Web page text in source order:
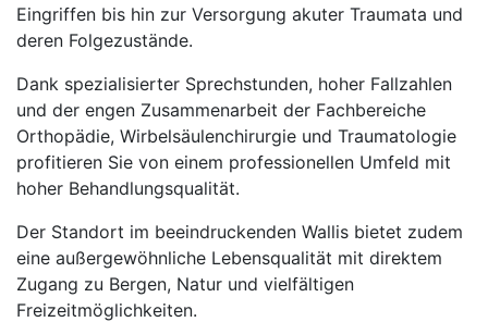
Eingriffen bis hin zur Versorgung akuter Traumata und
deren Folgezustände.
Dank spezialisierter Sprechstunden, hoher Fallzahlen
und der engen Zusammenarbeit der Fachbereiche
Orthopädie, Wirbelsäulenchirurgie und Traumatologie
profitieren Sie von einem professionellen Umfeld mit
hoher Behandlungsqualität.
Der Standort im beeindruckenden Wallis bietet zudem
eine außergewöhnliche Lebensqualität mit direktem
Zugang zu Bergen, Natur und vielfältigen
Freizeitmöglichkeiten.